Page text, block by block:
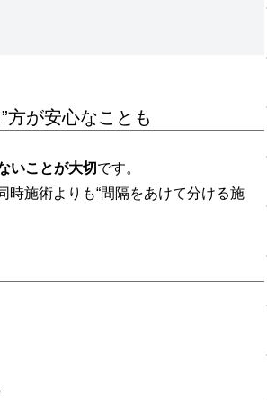
方が安心なことも
いことが大切です。
時施術よりも“間隔をあけて分ける施